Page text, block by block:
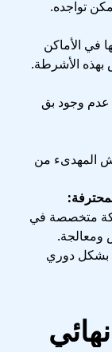
تواجده.
في الأماكن
الأشرطة.
عدم وجود بق
المهدىء من
متخصصة في
بشكل دوري